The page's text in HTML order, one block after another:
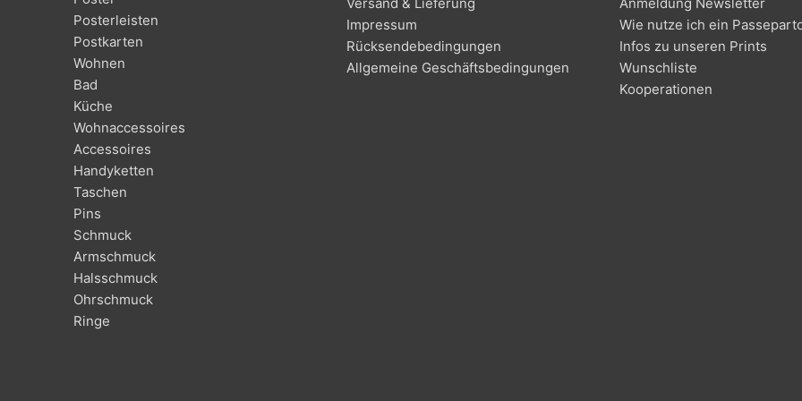
Posterleisten
Postkarten
Wohnen
Bad
Küche
Wohnaccessoires
Accessoires
Handyketten
Taschen
Pins
Schmuck
Armschmuck
Halsschmuck
Ohrschmuck
Ringe
Versand & Lieferung
Impressum
Rücksendebedingungen
Allgemeine Geschäftsbedingungen
Anmeldung Newsletter
Wie nutze ich ein
Infos zu unseren Prints
Wunschliste
Kooperationen